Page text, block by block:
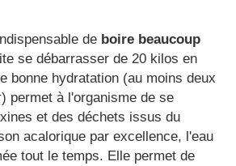
de boire beaucoup
se débarrasser de 20 kilos en
bonne hydratation (au moins deux
permet à l'organisme de se
et des déchets issus du
acalorique par excellence, l'eau
tout le temps. Elle permet de